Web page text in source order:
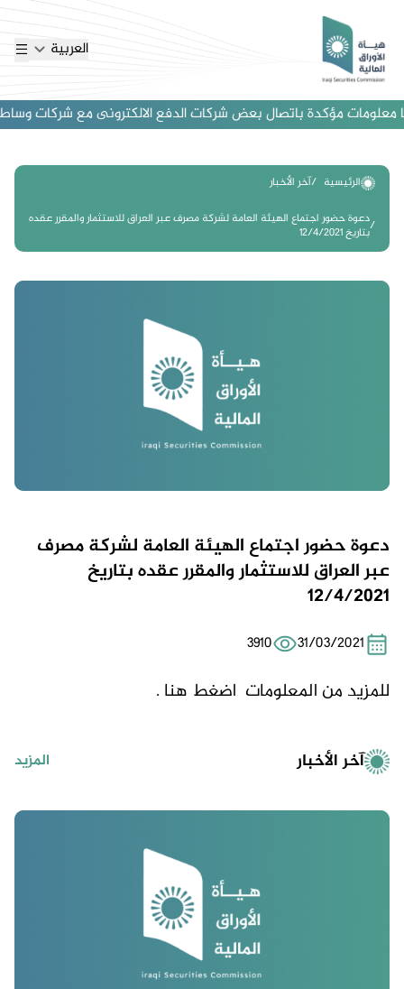
العربية
معلومات مؤكدة باتصال بعض شركات الدفع الالكترونى مع شركات وساطة
الرئيسية
آخر الأخبار
دعوة حضور اجتماع الهيئة العامة لشركة مصرف عبر العراق للاستثمار والمقرر عقده
بتاريخ 12/4/2021
دعوة حضور اجتماع الهيئة العامة لشركة مصرف
عبر العراق للاستثمار والمقرر عقده بتاريخ
12/4/2021
31/03/2021
3910
للمزيد من المعلومات اضغط هنا .
آخر الأخبار المزيد